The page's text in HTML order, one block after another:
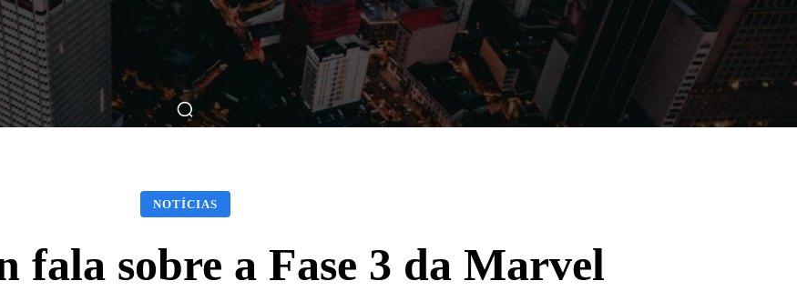
Breve Nos Cinemas Matérias Nos Cinemas Filmes Séries Música Gênero
NOTÍCIAS
fala sobre a Fase 3 da Marvel